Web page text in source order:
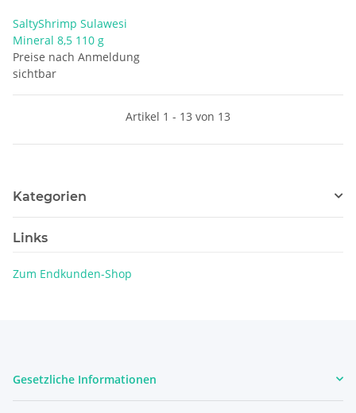
SaltyShrimp Sulawesi
Mineral 8,5 110 g
Preise nach Anmeldung
sichtbar
Artikel 1 - 13 von 13
Kategorien
Links
Zum Endkunden-Shop
Gesetzliche Informationen